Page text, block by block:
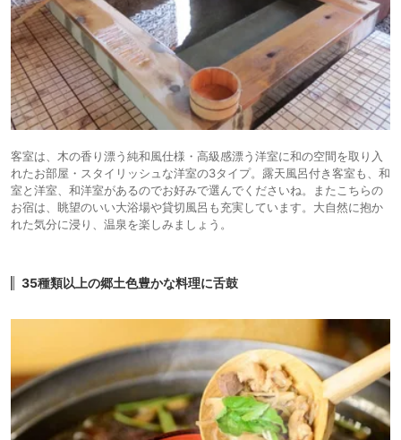
客室は、木の香り漂う純和風仕様・高級感漂う洋室に和の空間を取り入
れたお部屋・スタイリッシュな洋室の3タイプ。露天風呂付き客室も、和
室と洋室、和洋室があるのでお好みで選んでくださいね。またこちらの
お宿は、眺望のいい大浴場や貸切風呂も充実しています。大自然に抱か
れた気分に浸り、温泉を楽しみましょう。
35種類以上の郷土色豊かな料理に舌鼓